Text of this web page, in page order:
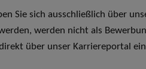
Sie sich ausschließlich über
werden nicht als
über unser Karriereportal